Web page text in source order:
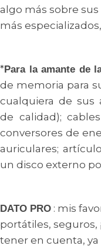
algo más sobre
más
*Para la amante de
de memoria para
cualquiera de sus
de calidad);
conversores de
auriculares;
un disco externo
DATO PRO : mis
portátiles, seguros,
tener en cuenta,